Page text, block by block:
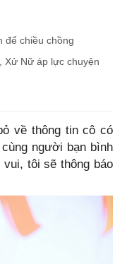
để chiều chồng
Xử Nữ áp lực chuyện
về thông tin cô có
người bạn bình
tôi sẽ thông báo